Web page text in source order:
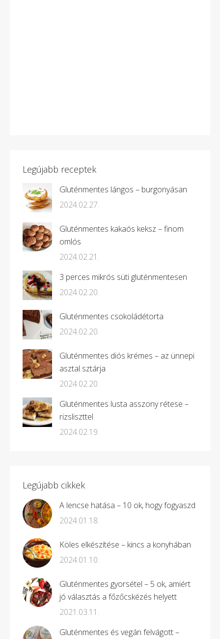
Legújabb receptek
Gluténmentes lángos – burgonyásan
2024.02.27.
Gluténmentes kakaós keksz – finom
omlós
2024.02.21.
3 perces mikrós süti gluténmentesen
2024.02.20.
Gluténmentes csokoládétorta
2024.02.20.
Gluténmentes diós krémes – az ünnepi
asztal sztárja
2024.02.20.
Gluténmentes lusta asszony rétese –
rizsliszttel
2024.02.19.
Legújabb cikkek
A lencse hatása – 10 ok, hogy fogyaszd
2024.01.18.
Köles elkészítése – kincs a konyhában
2024.01.10.
Gluténmentes gyorsétel – 5 ok, amiért
jó választás a főzőcskézés helyett
2021.03.11.
Gluténmentes és vegán felvágott –